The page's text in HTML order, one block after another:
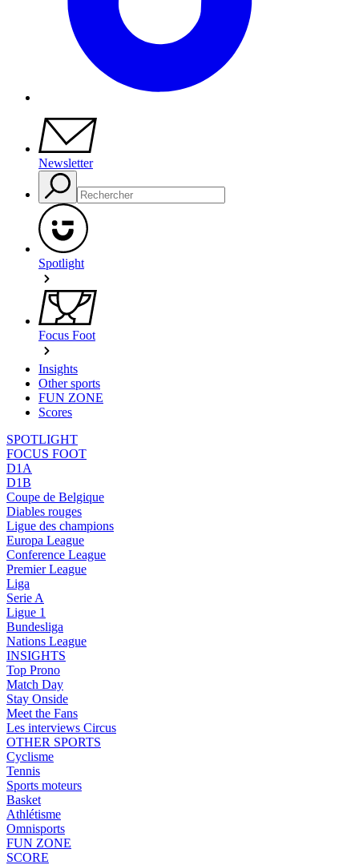
Newsletter
Spotlight
Focus Foot
Insights
Other sports
FUN ZONE
Scores
SPOTLIGHT
FOCUS FOOT
D1A
D1B
Coupe de Belgique
Diables rouges
Ligue des champions
Europa League
Conference League
Premier League
Liga
Serie A
Ligue 1
Bundesliga
Nations League
INSIGHTS
Top Prono
Match Day
Stay Onside
Meet the Fans
Les interviews Circus
OTHER SPORTS
Cyclisme
Tennis
Sports moteurs
Basket
Athlétisme
Omnisports
FUN ZONE
SCORE